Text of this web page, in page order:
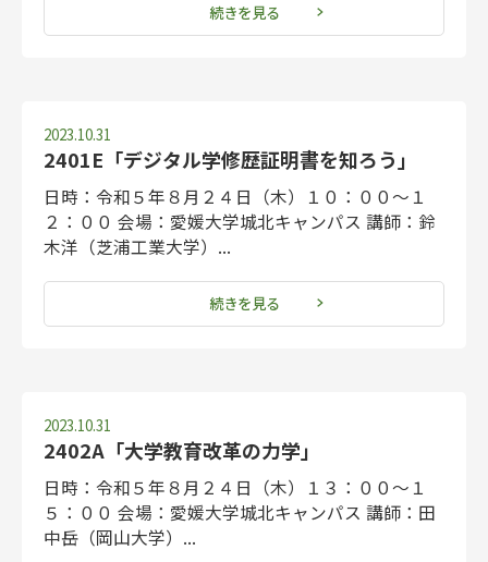
続きを見る
2023.10.31
2401E「デジタル学修歴証明書を知ろう」
日時：令和５年８月２４日（木）１０：００～１
２：００ 会場：愛媛大学城北キャンパス 講師：鈴
木洋（芝浦工業大学）...
続きを見る
2023.10.31
2402A「大学教育改革の力学」
日時：令和５年８月２４日（木）１３：００～１
５：００ 会場：愛媛大学城北キャンパス 講師：田
中岳（岡山大学）...